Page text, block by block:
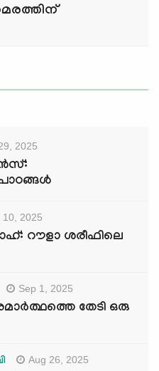
2025
10, 2025
റൗളാ ശരീഫിലെ
Sep 1, 2025
തേടി ഒരു
Aug 26, 2025